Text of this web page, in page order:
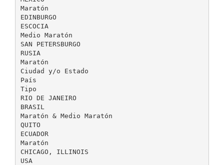
Maratón
EDINBURGO
ESCOCIA
Medio Maratón
SAN PETERSBURGO
RUSIA
Maratón
Ciudad y/o Estado
País
Tipo
RIO DE JANEIRO
BRASIL
Maratón & Medio Maratón
QUITO
ECUADOR
Maratón
CHICAGO, ILLINOIS
USA